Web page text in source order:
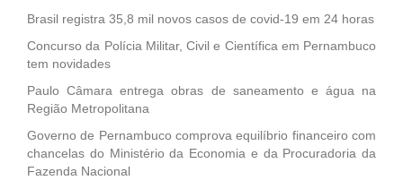
Brasil registra 35,8 mil novos casos de covid-19 em 24 horas
Concurso da Polícia Militar, Civil e Científica em Pernambuco
tem novidades
Paulo Câmara entrega obras de saneamento e água na
Região Metropolitana
Governo de Pernambuco comprova equilíbrio financeiro com
chancelas do Ministério da Economia e da Procuradoria da
Fazenda Nacional